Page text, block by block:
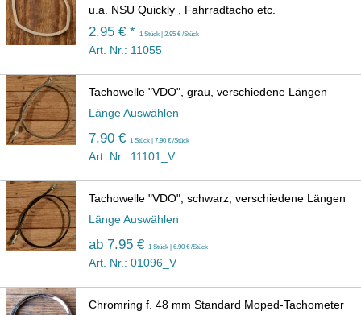
u.a. NSU Quickly , Fahrradtacho etc.
2.95 € * 1 Stück | 2.95 € /Stück
Art. Nr.: 11055
Tachowelle "VDO", grau, verschiedene Längen
Länge Auswählen
7.90 € 1 Stück | 7.90 € /Stück
Art. Nr.: 11101_V
Tachowelle "VDO", schwarz, verschiedene Längen
Länge Auswählen
ab 7.95 € 1 Stück | 6.90 € /Stück
Art. Nr.: 01096_V
Chromring f. 48 mm Standard Moped-Tachometer